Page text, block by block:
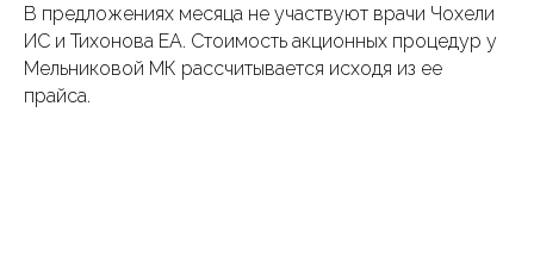
В предложениях месяца не участвуют врачи Чохели
ИС и Тихонова ЕА. Стоимость акционных процедур у
Мельниковой МК рассчитывается исходя из ее
прайса.